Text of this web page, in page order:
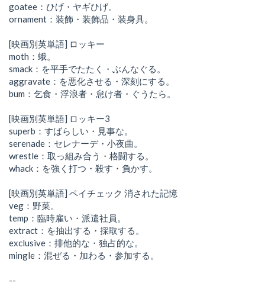
goatee：ひげ・ヤギひげ。
ornament：装飾・装飾品・装身具。
[映画別英単語] ロッキー
moth：蛾。
smack：を平手でたたく・ぶんなぐる。
aggravate：を悪化させる・深刻にする。
bum：乞食・浮浪者・怠け者・ぐうたら。
[映画別英単語] ロッキー3
superb：すばらしい・見事な。
serenade：セレナーデ・小夜曲。
wrestle：取っ組み合う・格闘する。
whack：を強く打つ・殺す・負かす。
[映画別英単語] ペイチェック 消された記憶
veg：野菜。
temp：臨時雇い・派遣社員。
extract：を抽出する・採取する。
exclusive：排他的な・独占的な。
mingle：混ぜる・加わる・参加する。
--